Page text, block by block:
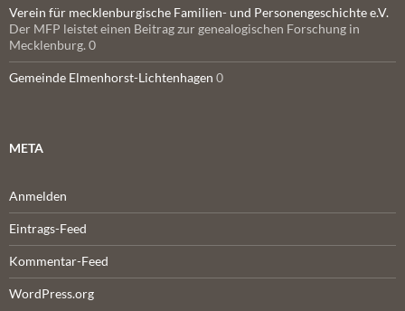
Verein für mecklenburgische Familien- und Personengeschichte e.V.
Der MFP leistet einen Beitrag zur genealogischen Forschung in
Mecklenburg. 0
Gemeinde Elmenhorst-Lichtenhagen 0
META
Anmelden
Eintrags-Feed
Kommentar-Feed
WordPress.org